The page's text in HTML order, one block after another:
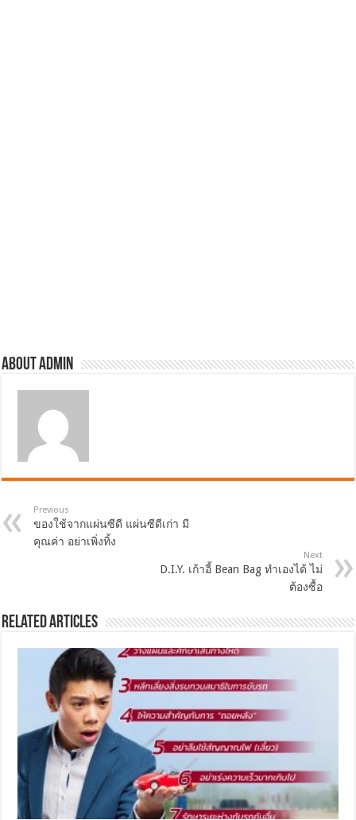
About admin
Previous
ของใช้จากแผ่นซีดี แผ่นซีดีเก่า มี
คุณค่า อย่าเพิ่งทิ้ง
Next
D.I.Y. เก้าอี้ Bean Bag ทำเองได้ ไม่
ต้องซื้อ
Related Articles